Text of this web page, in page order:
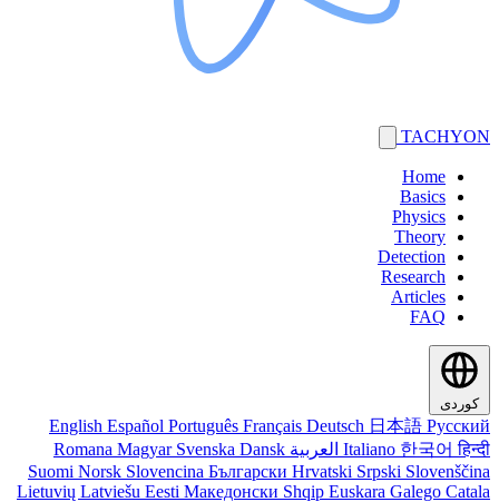
TACHYON
Home
Basics
Physics
Theory
Detection
Research
Articles
FAQ
کوردی
English Español Português Français Deutsch 日本語 Русский
Italiano 한국어हिन्दी العربية Romana Magyar Svenska Dansk
Suomi Norsk Slovencina Български Hrvatski Srpski Slovenščina
Lietuvių Latviešu Eesti Македонски Shqip Euskara Galego Catala